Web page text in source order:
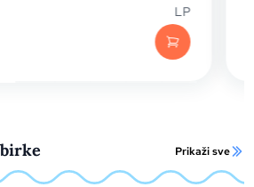
LP
Prikaži sve